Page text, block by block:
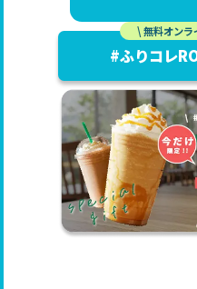
#ふりコレ
\ 無料オンラ